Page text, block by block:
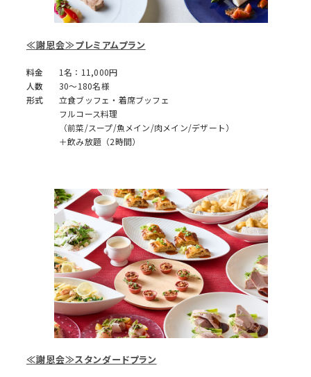
≪謝恩会≫プレミアムプラン
料金
1名：11,000円
人数
30～180名様
形式
立食ブッフェ・着席ブッフェ
フルコース料理
（前菜/スープ/魚メイン/肉メイン/デザート）
＋飲み放題（2時間）
≪謝恩会≫スタンダードプラン